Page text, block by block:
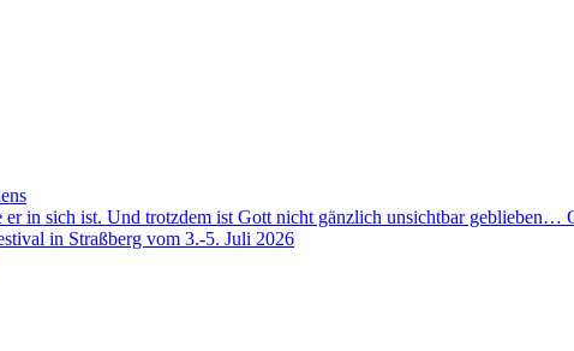
er in sich ist. Und trotzdem ist Gott nicht gänzlich unsichtbar
in Straßberg vom 3.-5. Juli 2026